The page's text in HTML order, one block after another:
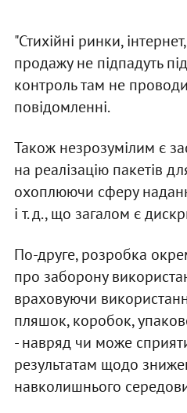
"Стихійні ринки,
продажу не підпадуть
контроль там не
повідомленні.
Також незрозумілим є
на реалізацію пакетів
охоплюючи сферу
і т. д., що загалом є
По-друге, розробка
про заборону
враховуючи
пляшок, коробок,
- навряд чи може
результатам щодо
навколишнього